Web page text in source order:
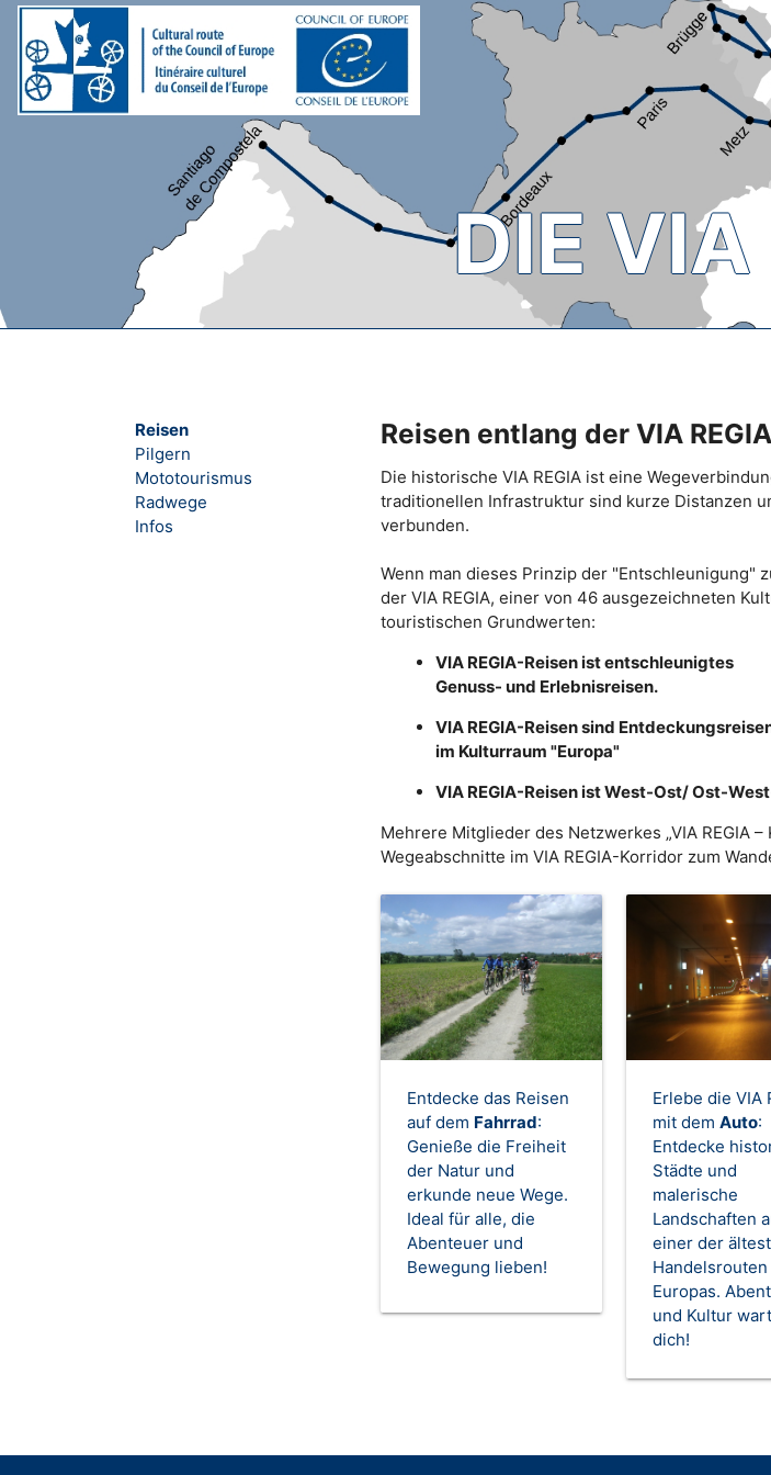
DIE VIA
Reisen
Pilgern
Mototourismus
Radwege
Infos
Reisen entlang der VIA REGIA
Die historische VIA REGIA ist eine
traditionellen Infrastruktur sind kurze Distanzen
verbunden.
Wenn man dieses Prinzip der "Entschleunigung"
der VIA REGIA, einer von 46 ausgezeichneten
touristischen Grundwerten:
VIA REGIA-Reisen ist entschleunigtes
Genuss- und Erlebnisreisen.
VIA REGIA-Reisen sind
im Kulturraum "Europa"
VIA REGIA-Reisen ist West-Ost/ Ost-
Mehrere Mitglieder des Netzwerkes „VIA REGIA
Wegeabschnitte im VIA REGIA-Korridor zum
Entdecke das Reisen
auf dem Fahrrad:
Genieße die Freiheit
der Natur und
erkunde neue Wege.
Ideal für alle, die
Abenteuer und
Bewegung lieben!
Erlebe die VIA
mit demAuto:
Entdecke
Städte und
malerische
Landschaften
einer der
Handelsrouten
Europas.
und Kultur
dich!